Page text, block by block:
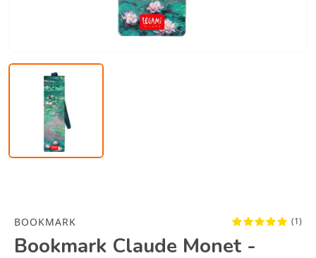
BOOKMARK (1)
Bookmark Claude Monet -